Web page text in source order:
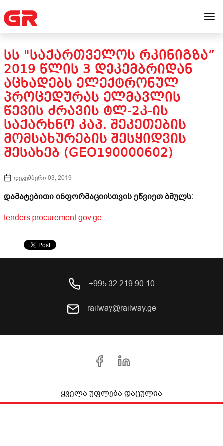
ᲡᲡ "ᲡᲐᲥᲐᲠᲗᲕᲔᲚᲝᲡ ᲠᲙᲘᲜᲘᲒᲖᲐ”
2019 ᲬᲚᲘᲡ 3 ᲓᲔᲙᲔᲛᲑᲠᲘᲓᲐᲜ
ᲐᲪᲮᲐᲓᲔᲑᲡ ᲔᲚᲔᲥᲢᲠᲝᲜᲣᲚ
ᲞᲠᲝᲪᲔᲓᲣᲠᲐᲡ ᲔᲚᲛᲐᲕᲚᲘᲡ
ᲬᲔᲕᲘᲡ ᲫᲠᲐᲕᲘᲡ ᲢᲚ-2Კ-ᲘᲡ
ᲡᲐᲥᲐᲠᲮᲜᲝ ᲙᲐᲞ. ᲨᲔᲙᲔᲗᲔᲑᲘᲡ
ᲛᲝᲛᲡᲐᲮᲣᲠᲔᲑᲘᲡ ᲨᲔᲡᲧᲘᲓᲕᲘᲡ
ᲨᲔᲡᲐᲮᲔᲑ (GEO190000602)
დეკემბერი 03, 2019
დამატებითი ინფორმაციისთვის ეწვიეთ ბმულს:
tenders.procurement.gov.ge
+995 32 219 90 10
railway@railway.ge
ყველა უფლება დაცულია